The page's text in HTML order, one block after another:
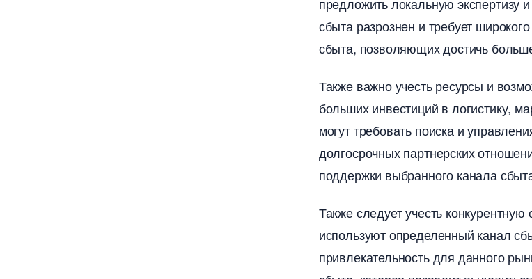
сбыта разрознен и требует
сбыта, позволяющих достичь
Также важно учесть ресурсы и
ольших инвестиций в логистику,
могут требовать поиска и
долгосрочных партнерских
поддержки выбранного канала
Также следует учесть
используют определенный канал
привлекательность для данного